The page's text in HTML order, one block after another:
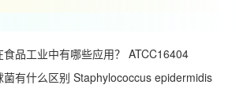
食品工业中有哪些应用？ ATCC16404
菌有什么区别 Staphylococcus epidermidis